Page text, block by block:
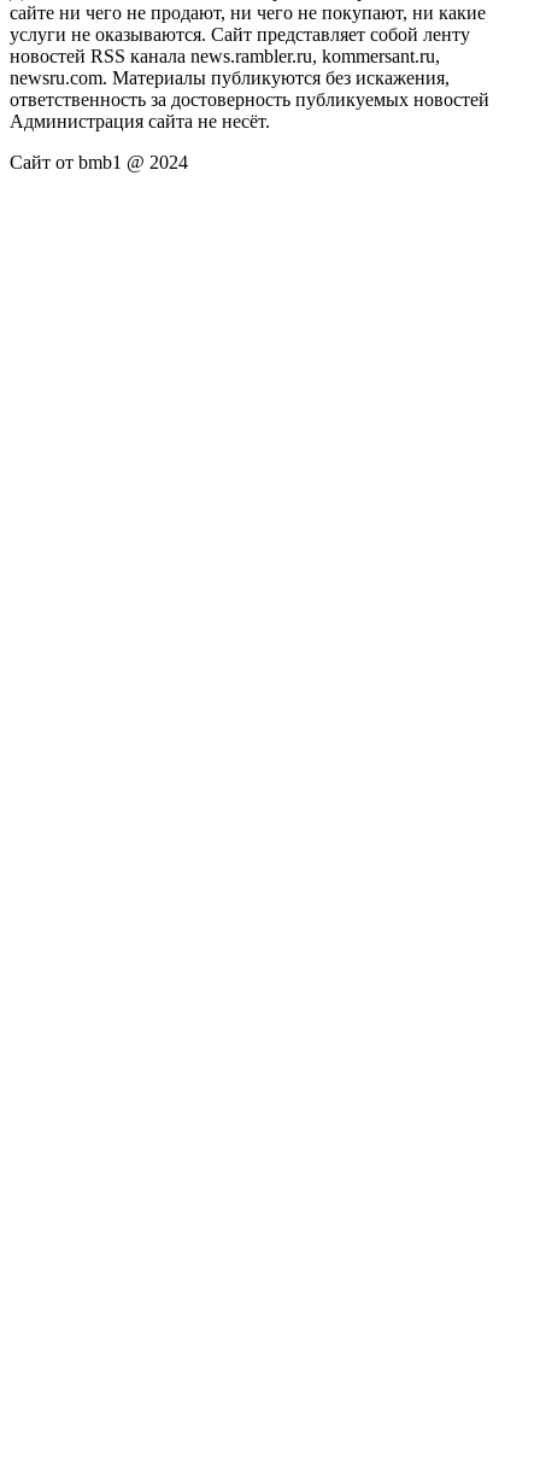
сайте ни чего не продают, ни чего не покупают, ни какие
услуги не оказываются. Сайт представляет собой ленту
новостей RSS канала news.rambler.ru, kommersant.ru,
newsru.com. Материалы публикуются без искажения,
ответственность за достоверность публикуемых новостей
Администрация сайта не несёт.
Сайт от bmb1 @ 2024